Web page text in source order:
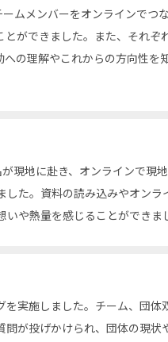
ムメンバーをオンラインでつ
ができました。また、それぞ
の理解やこれからの方向性を
現地に赴き、オンラインで現
した。資料の読み込みやオンラ
や熱量を感じることができま
を実施しました。チーム、団体
問が投げかけられ、団体の現状